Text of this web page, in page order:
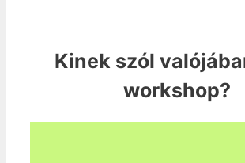
Kinek szól
workshop?